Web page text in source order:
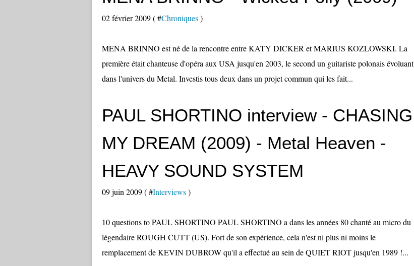
02 février 2009 ( #Chroniques)
MENA BRINNO est né de la rencontre entre KATY DICKER et MARIUS KOZLOWSKI. La
première était chanteuse d'opéra aux USA jusqu'en 2003, le second un guitariste polonais évoluant
dans l'univers du Metal. Investis tous deux dans un projet commun qui les fait...
PAUL SHORTINO interview - CHASING
MY DREAM (2009) - Metal Heaven -
HEAVY SOUND SYSTEM
09 juin 2009 ( #Interviews)
10 questions to PAUL SHORTINO PAUL SHORTINO a dans les années 80 chanté au micro du
légendaire ROUGH CUTT (US). Fort de son expérience, cela n'est ni plus ni moins le
remplacement de KEVIN DUBROW qu'il a effectué au sein de QUIET RIOT jusqu'en 1989 !...